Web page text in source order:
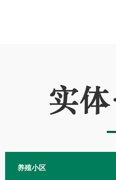
养殖小区
合工作实际谈收获、谈认识、谈打
算，热烈讨论党的二十大报告。